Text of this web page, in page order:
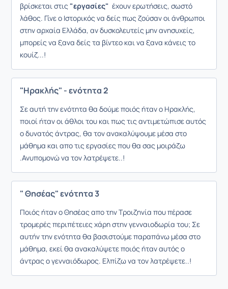
βρίσκεται στις "εργασίες" έχουν ερωτήσεις, σωστό
λάθος. Γίνε ο Ιστορικός να δείς πως ζούσαν οι άνθρωποι
στην αρχαία Ελλάδα, αν δυσκολευτείς μην ανησυχείς,
μπορείς να ξανα δείς τα βίντεο και να ξανα κάνεις το
κουίζ...!
"Ηρακλής" - ενότητα 2
Σε αυτή την ενότητα θα δούμε ποιός ήταν ο Ηρακλής,
ποιοί ήταν οι άθλοι του και πως τις αντιμετώπισε αυτός
ο δυνατός άντρας, θα τον ανακαλύψουμε μέσα στο
μάθημα και απο τις εργασίες που θα σας μοιράζω
.Ανυπομονώ να τον λατρέψετε..!
" Θησέας" ενότητα 3
Ποιός ήταν ο Θησέας απο την Τροιζηνία που πέρασε
τρομερές περιπέτειες χάρη στην γενναιοδωρία του; Σε
αυτήν την ενότητα θα βασιστούμε παραπάνω μέσα στο
μάθημα, εκεί θα ανακαλύψετε ποιός ήταν αυτός ο
άντρας ο γενναιόδωρος. Ελπίζω να τον λατρέψετε..!